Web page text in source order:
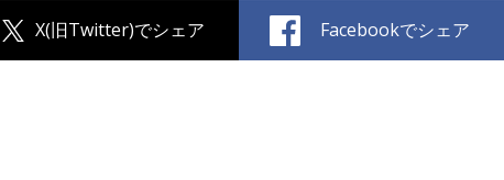
X(旧Twitter)でシェア Facebookでシェア